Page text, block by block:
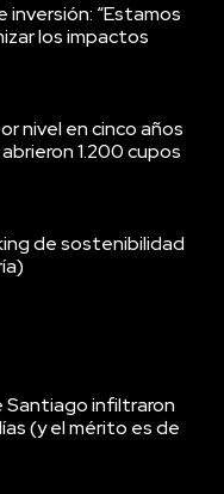
inversión: “Estamos
los impactos
nivel en cinco años
1.200 cupos
de sostenibilidad
Santiago infiltraron
(y el mérito es de